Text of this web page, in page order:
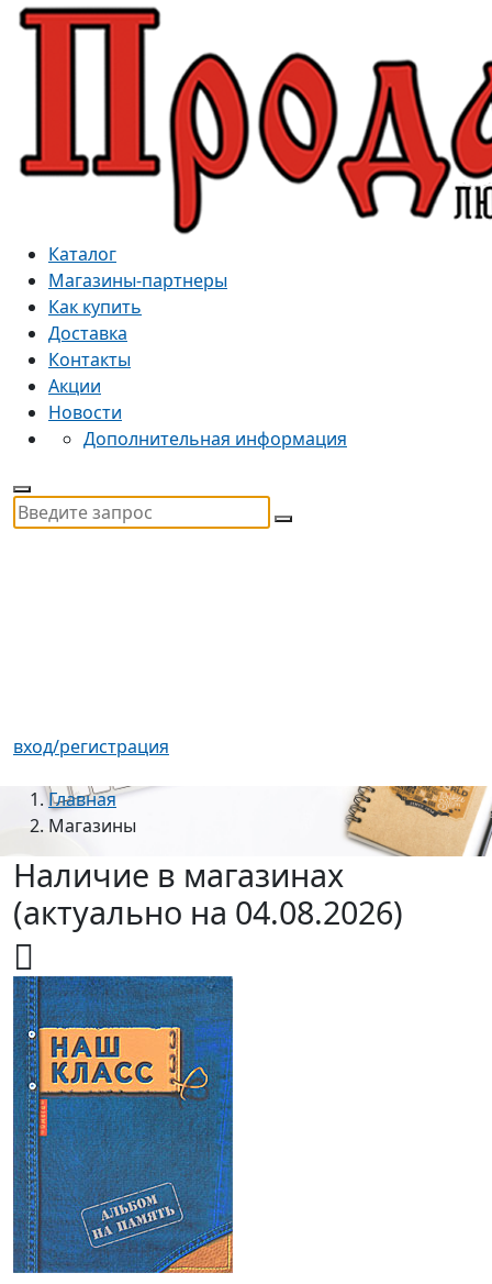
Каталог
Магазины-партнеры
Как купить
Доставка
Контакты
Акции
Новости
Дополнительная информация
вход/регистрация
Главная
Магазины
Наличие в магазинах
(актуально на 04.08.2026)